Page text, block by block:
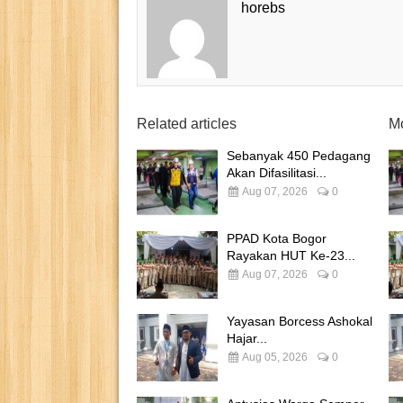
horebs
Related articles
Sebanyak 450 Pedagang
Akan Difasilitasi...
Aug 07, 2026 0
PPAD Kota Bogor
Rayakan HUT Ke-23...
Aug 07, 2026 0
Yayasan Borcess Ashokal
Hajar...
Aug 05, 2026 0